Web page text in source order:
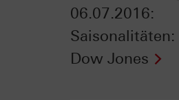
06.07.2016:
Saisonalitäten:
Dow Jones